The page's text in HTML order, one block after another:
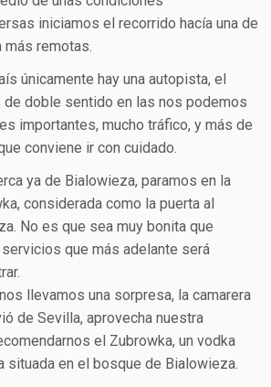
iniciamos el recorrido hacía una de
más remotas.
únicamente hay una autopista, el
doble sentido en las nos podemos
importantes, mucho tráfico, y más de
conviene ir con cuidado.
ya de Bialowieza, paramos en la
considerada como la puerta al
No es que sea muy bonita que
que más adelante será
llevamos una sorpresa, la camarera
de Sevilla, aprovecha nuestra
el Zubrowka, un vodka
situada en el bosque de Bialowieza.